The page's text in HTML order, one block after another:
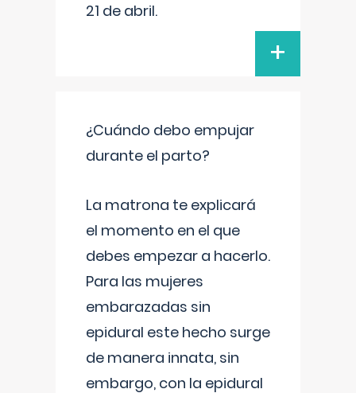
21 de abril.
+
¿Cuándo debo empujar
durante el parto?
La matrona te explicará
el momento en el que
debes empezar a hacerlo.
Para las mujeres
embarazadas sin
epidural este hecho surge
de manera innata, sin
embargo, con la epidural